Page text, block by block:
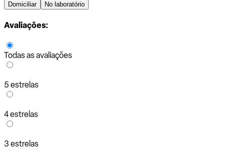
Domiciliar No laboratório
Avaliações:
Todas as avaliações
5 estrelas
4 estrelas
3 estrelas